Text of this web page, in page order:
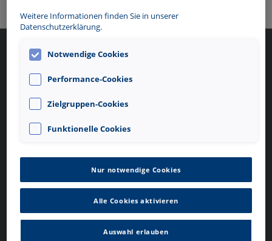
Mein Contipark
Deutschland
Geschäftsbedingungen
Impressum
Kontakt
Cookie-Details
DE
Weitere Informationen finden Sie in unserer
Datenschutzerklärung.
Notwendige Cookies
Performance-Cookies
Zielgruppen-Cookies
Funktionelle Cookies
Nur notwendige Cookies
Alle Cookies aktivieren
Auswahl erlauben